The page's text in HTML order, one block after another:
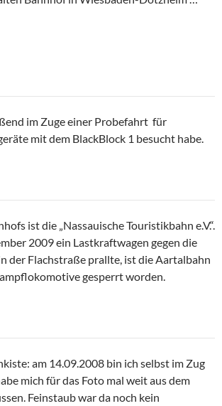
im Zuge einer Probefahrt für
mit dem BlackBlock 1 besucht habe.
ist die „Nassauische Touristikbahn e.V.“.
2009 ein Lastkraftwagen gegen die
der Flachstraße prallte, ist die Aartalbahn
gesperrt worden.
am 14.09.2008 bin ich selbst im Zug
mich für das Foto mal weit aus dem
Feinstaub war da noch kein